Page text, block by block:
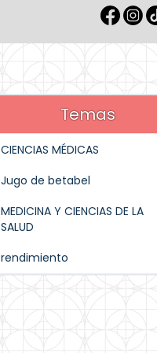
Temas
CIENCIAS MÉDICAS
Jugo de betabel
MEDICINA Y CIENCIAS DE LA
SALUD
rendimiento